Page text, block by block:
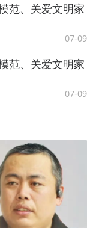
范、关爱文明家
07-09
范、关爱文明家
07-09